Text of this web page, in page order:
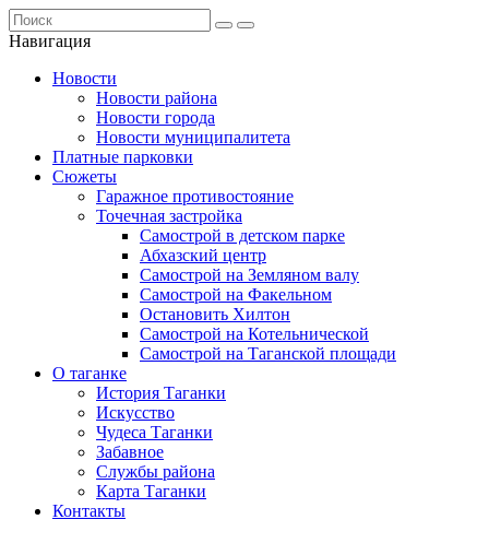
Навигация
Новости
Новости района
Новости города
Новости муниципалитета
Платные парковки
Сюжеты
Гаражное противостояние
Точечная застройка
Самострой в детском парке
Абхазский центр
Самострой на Земляном валу
Самострой на Факельном
Остановить Хилтон
Самострой на Котельнической
Самострой на Таганской площади
О таганке
История Таганки
Искусство
Чудеса Таганки
Забавное
Службы района
Карта Таганки
Контакты